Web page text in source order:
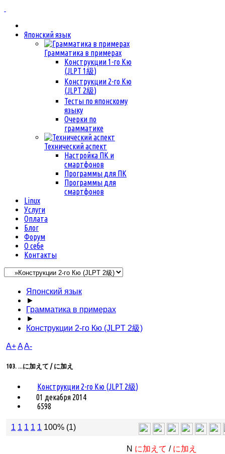
Японский язык
Грамматика в примерах
Конструкции 1-го Кю
(JLPT 1級)
Конструкции 2-го Кю
(JLPT 2級)
Тесты по японскому
языку
Очерки по
грамматике
Технический аспект
Настройка ПК и
смартфонов
Программы для ПК
Программы для
смартфонов
Linux
Услуги
Оплата
Блог
Форум
О себе
Контакты
Японский язык
►
Грамматика в примерах
►
Конструкции 2-го Кю (JLPT 2級)
A+AA-
103. ...に加えて / に加え
Конструкции 2-го Кю (JLPT 2級)
01 декабря 2014
6598
1 1 1 1 1 100% (1)
N に加えて / に加え